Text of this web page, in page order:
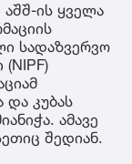
აშშ-ის ყველა
სადაზვერვო
და კუბას
ამავე
შედიან.